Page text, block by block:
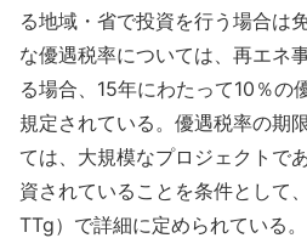
る地域・省で投資を行う場合は
な優遇税率については、再エネ
る場合、15年にわたって10％の
規定されている。優遇税率の期
ては、大規模なプロジェクトで
資されていることを条件とし
TTg）で詳細に定められている